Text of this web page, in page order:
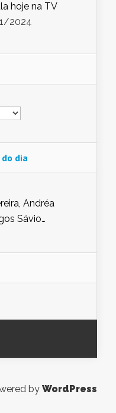
hoje na TV
2024
dia
Andréa
Sávio
Peixoto,
Mesel,
by WordPress